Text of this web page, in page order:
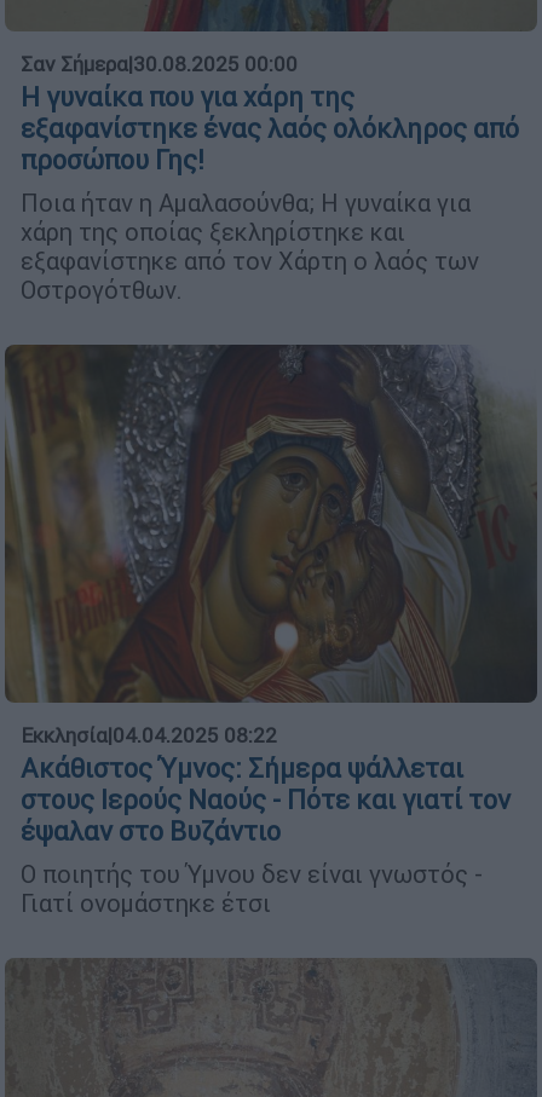
Σαν Σήμερα|30.08.2025 00:00
Η γυναίκα που για χάρη της
εξαφανίστηκε ένας λαός ολόκληρος από
προσώπου Γης!
Ποια ήταν η Αμαλασούνθα; Η γυναίκα για
χάρη της οποίας ξεκληρίστηκε και
εξαφανίστηκε από τον Χάρτη ο λαός των
Οστρογότθων.
Εκκλησία|04.04.2025 08:22
Ακάθιστος Ύμνος: Σήμερα ψάλλεται
στους Ιερούς Ναούς - Πότε και γιατί τον
έψαλαν στο Βυζάντιο
Ο ποιητής του Ύμνου δεν είναι γνωστός -
Γιατί ονομάστηκε έτσι